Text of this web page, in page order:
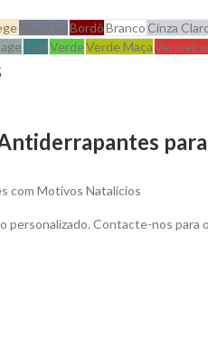
Blue FogBordôBranco Cinza
TealVerdeVerde MaçaVermelho
com Motivos Natalícios
personalizado. Contacte-nos para